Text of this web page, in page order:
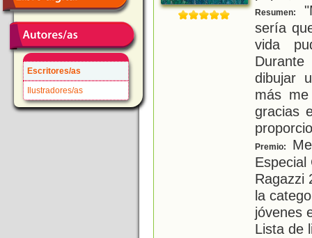
Escritores/as
Ilustradores/as
Resumen:
sería
vida
dibujar
más
gracias
Premio:
Especial
Ragazzi
la
jóvenes
Lista de